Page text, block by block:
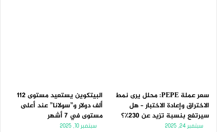
سعر عملة PEPE: محلل يرى نمط
الاختراق وإعادة الاختبار – هل
سيرتفع بنسبة تزيد عن 230٪؟
سبتمبر 24, 2025
البيتكوين يستعيد مستوى 112
ألف دولار و”سولانا” عند أعلى
مستوى في 7 أشهر
سبتمبر 10, 2025